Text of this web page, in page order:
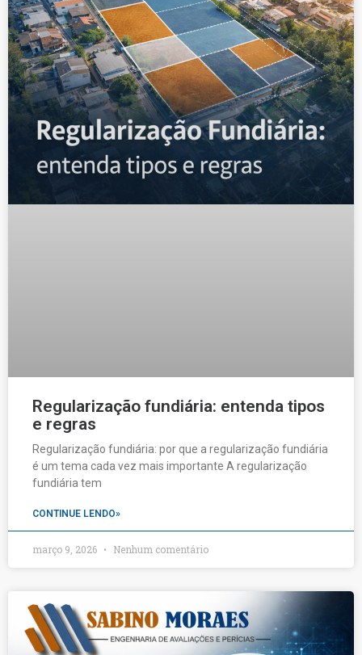
Regularização fundiária: entenda tipos
e regras
Regularização fundiária: por que a regularização fundiária
é um tema cada vez mais importante A regularização
fundiária tem
CONTINUE LENDO»
março 9, 2026 Nenhum comentário